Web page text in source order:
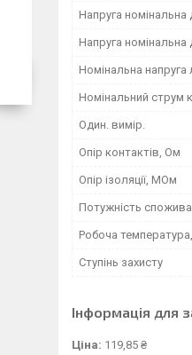
Напруга номінальна
Напруга номінальна
Номінальна напруга
Номінальний струм
Один. вимір.
Опір контактів, Ом
Опір ізоляції, МОм
Потужність
Робоча температура,
Ступінь захисту
Інформація для
Ціна: 119,85 ₴